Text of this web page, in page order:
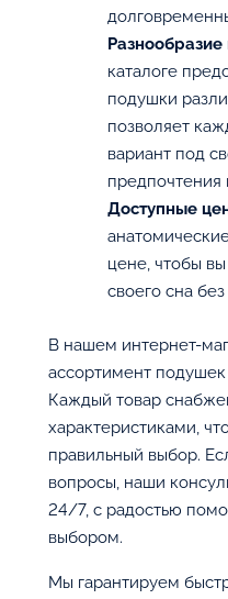
каталоге
подушки
позволяет
вариант под
предпочтения
Доступные
цене, чтобы
своего сна
В нашем интернет-
ассортимент
Каждый товар
характеристиками,
правильный выбор.
вопросы, наши
24/7, с радостью
выбором.
Мы гарантируем